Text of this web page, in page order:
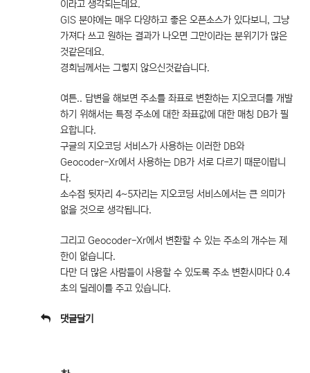
이라고 생각되는데요.
GIS 분야에는 매우 다양하고 좋은 오픈소스가 있다보니, 그냥
가져다 쓰고 원하는 결과가 나오면 그만이라는 분위기가 많은
것같은데요.
경희님께서는 그렇지 않으신것같습니다.
여튼.. 답변을 해보면 주소를 좌표로 변환하는 지오코더를 개발
하기 위해서는 특정 주소에 대한 좌표값에 대한 매칭 DB가 필
요합니다.
구글의 지오코딩 서비스가 사용하는 이러한 DB와
Geocoder-Xr에서 사용하는 DB가 서로 다르기 때문이랍니
다.
소수점 뒷자리 4~5자리는 지오코딩 서비스에서는 큰 의미가
없을 것으로 생각됩니다.
그리고 Geocoder-Xr에서 변환할 수 있는 주소의 개수는 제
한이 없습니다.
다만 더 많은 사람들이 사용할 수 있도록 주소 변환시마다 0.4
초의 딜레이를 주고 있습니다.
댓글달기